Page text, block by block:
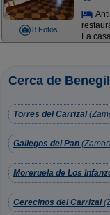
8 Fotos
La
Cerca de
Torres del Carrizal
Gallegos del Pan
Moreruela de Los
Cerecinos del Carrizal